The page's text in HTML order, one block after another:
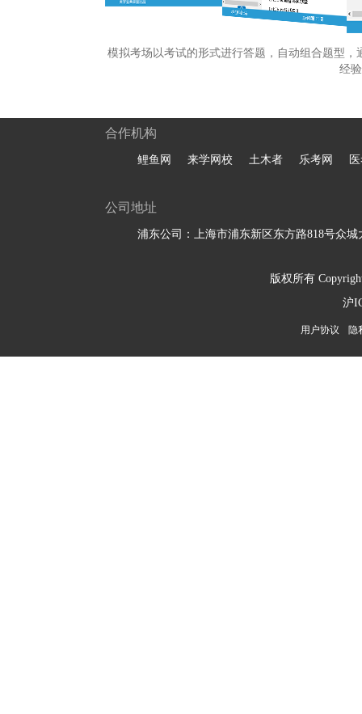
模拟考场以考试的形式进行答题，自动组合题型
经
合作机构
鲤鱼网 来学网校 土木者 乐考网
公司地址
浦东公司：上海市浦东新区东方路818号众城
版权所有
沪
用户协议 隐